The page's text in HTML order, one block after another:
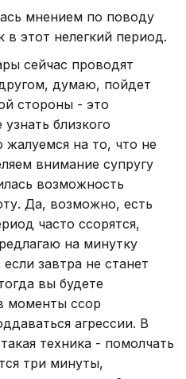
мнением по поводу
в этот нелегкий период.
сейчас проводят
думаю, пойдет
стороны - это
близкого
жалуемся на то, что не
внимание супругу
возможность
Да, возможно, есть
часто ссорятся,
на минутку
завтра не станет
вы будете
моменты ссор
агрессии. В
техника - помолчать
три минуты,